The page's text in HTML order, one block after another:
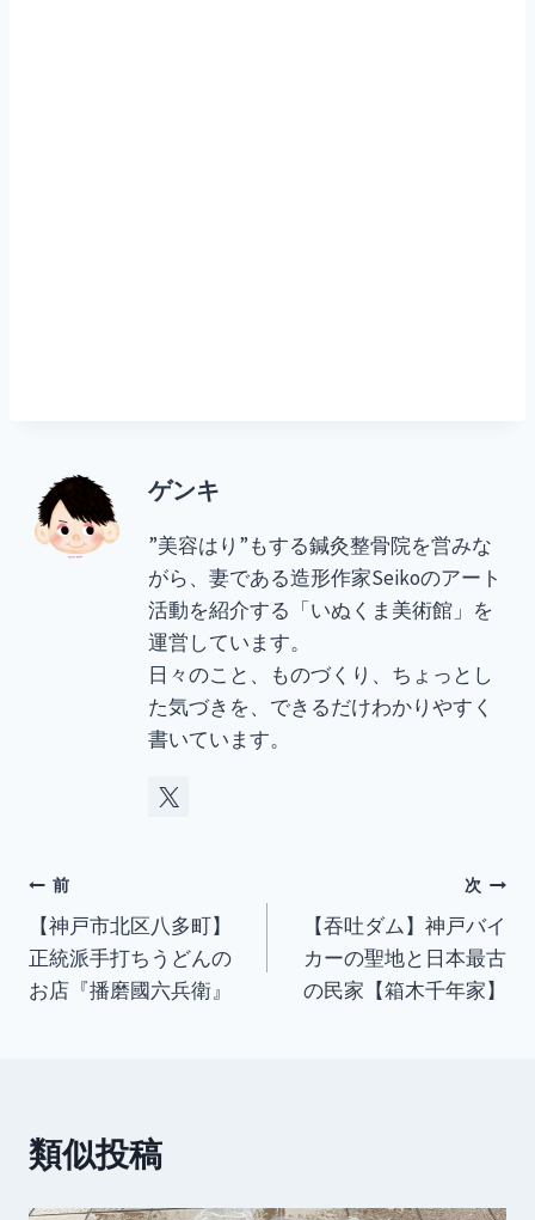
ゲンキ
”美容はり”もする鍼灸整骨院を営みな
がら、妻である造形作家Seikoのアート
活動を紹介する「いぬくま美術館」を
運営しています。
日々のこと、ものづくり、ちょっとし
た気づきを、できるだけわかりやすく
書いています。
投
稿
ナ
ー
前
【神戸市北区八多町】
正統派手打ちうどんの
お店『播磨國六兵衛』
次
【吞吐ダム】神戸バイ
カーの聖地と日本最古
の民家【箱木千年家】
類似投稿